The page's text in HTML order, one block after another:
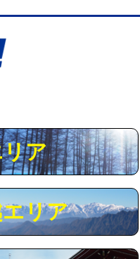
44,000円
+8,800円
11,000円~
ア
リア